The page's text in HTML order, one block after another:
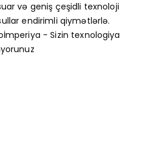
və geniş çeşidli texnoloji
endirimli qiymətlərlə.
- Sizin texnologiya